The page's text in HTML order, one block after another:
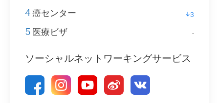
4癌センター 3
5 医療ビザ -
ソーシャルネットワーキングサービス